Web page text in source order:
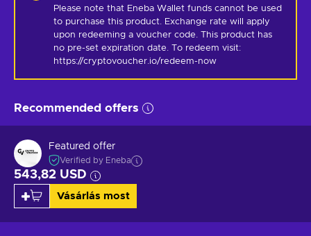
Please note that Eneba Wallet funds cannot be used
to purchase this product. Exchange rate will apply
upon redeeming a voucher code. This product has
no pre-set expiration date. To redeem visit:
https://cryptovoucher.io/redeem-now
Recommended offers
Featured offer
Verified by Eneba
543,82 USD
Vásárlás most